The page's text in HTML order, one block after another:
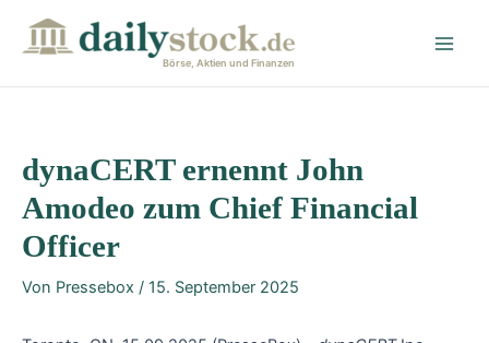
Börse, Aktien und Finanzen
dynaCERT ernennt John
Amodeo zum Chief Financial
Officer
Von Pressebox / 15. September 2025